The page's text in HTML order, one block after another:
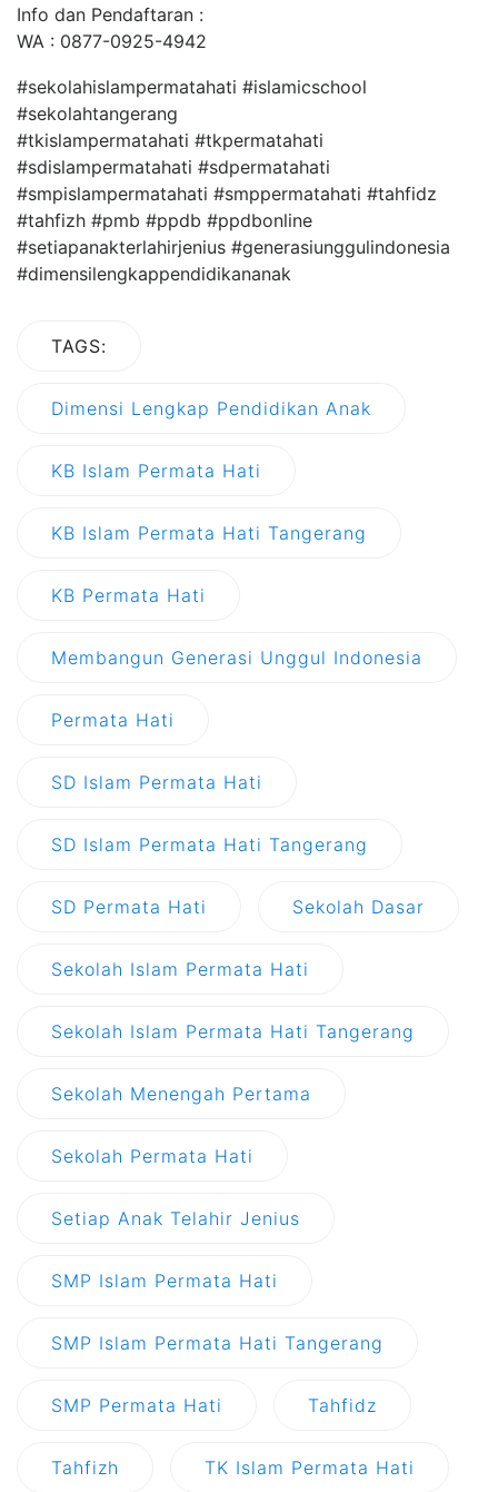
Info dan Pendaftaran :
WA : 0877-0925-4942
#sekolahislampermatahati #islamicschool
#sekolahtangerang
#tkislampermatahati #tkpermatahati
#sdislampermatahati #sdpermatahati
#smpislampermatahati #smppermatahati #tahfidz
#tahfizh #pmb #ppdb #ppdbonline
#setiapanakterlahirjenius #generasiunggulindonesia
#dimensilengkappendidikananak
TAGS:
Dimensi Lengkap Pendidikan Anak
KB Islam Permata Hati
KB Islam Permata Hati Tangerang
KB Permata Hati
Membangun Generasi Unggul Indonesia
Permata Hati
SD Islam Permata Hati
SD Islam Permata Hati Tangerang
SD Permata Hati Sekolah Dasar
Sekolah Islam Permata Hati
Sekolah Islam Permata Hati Tangerang
Sekolah Menengah Pertama
Sekolah Permata Hati
Setiap Anak Telahir Jenius
SMP Islam Permata Hati
SMP Islam Permata Hati Tangerang
SMP Permata Hati Tahfidz
Tahfizh TK Islam Permata Hati